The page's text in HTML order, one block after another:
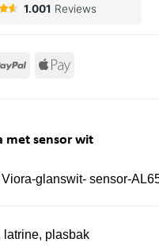
PayPal Apple
met sensor wit
glanswit- sensor-
latrine, plasbak